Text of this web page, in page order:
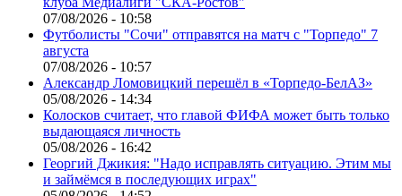
07/08/2026 - 10:58
Футболисты "Сочи" отправятся на матч с "Торпедо" 7
августа
07/08/2026 - 10:57
Александр Ломовицкий перешёл в «Торпедо-БелАЗ»
05/08/2026 - 14:34
Колосков считает, что главой ФИФА может быть только
выдающаяся личность
05/08/2026 - 16:42
Георгий Джикия: "Надо исправлять ситуацию. Этим мы
и займёмся в последующих играх"